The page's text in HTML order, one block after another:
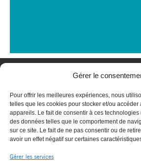
Gérer le
Pour offrir les meilleures expériences, nous
telles que les cookies pour stocker et/ou accéder
appareils. Le fait de consentir à ces
des données telles que le comportement de
sur ce site. Le fait de ne pas consentir ou de
avoir un effet négatif sur certaines
Gérer les services